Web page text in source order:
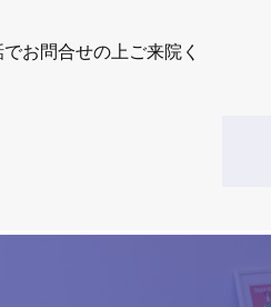
お問合せの上ご来院く